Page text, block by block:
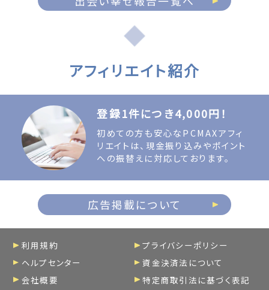
アフィリエイト紹介
登録1件につき4,000円！
初めての方も安心なPCMAXアフィ
リエイトは、現金振り込みやポイント
への振替えに対応しております。
広告掲載について
利用規約
プライバシーポリシー
ヘルプセンター
資金決済法について
会社概要
特定商取引法に基づく表記